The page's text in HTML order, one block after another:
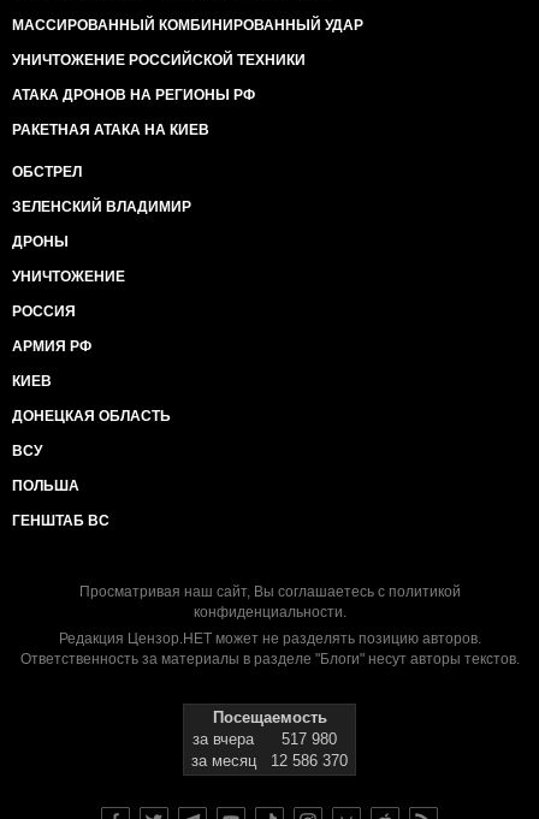
МАССИРОВАННЫЙ КОМБИНИРОВАННЫЙ УДАР
УНИЧТОЖЕНИЕ РОССИЙСКОЙ ТЕХНИКИ
АТАКА ДРОНОВ НА РЕГИОНЫ РФ
РАКЕТНАЯ АТАКА НА КИЕВ
ОБСТРЕЛ
ЗЕЛЕНСКИЙ ВЛАДИМИР
ДРОНЫ
УНИЧТОЖЕНИЕ
РОССИЯ
АРМИЯ РФ
КИЕВ
ДОНЕЦКАЯ ОБЛАСТЬ
ВСУ
ПОЛЬША
ГЕНШТАБ ВС
Просматривая наш сайт, Вы соглашаетесь с политикой
конфиденциальности.
Редакция Цензор.НЕТ может не разделять позицию авторов.
Ответственность за материалы в разделе "Блоги" несут авторы текстов.
Посещаемость
за вчера
517 980
за месяц
12 586 370